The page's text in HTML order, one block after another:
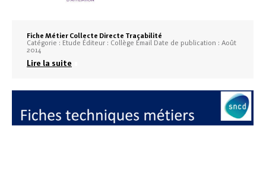
Fiche Métier Collecte Directe Traçabilité
Catégorie : Etude Éditeur : Collège Email Date de publication : Août
2014
Lire la suite